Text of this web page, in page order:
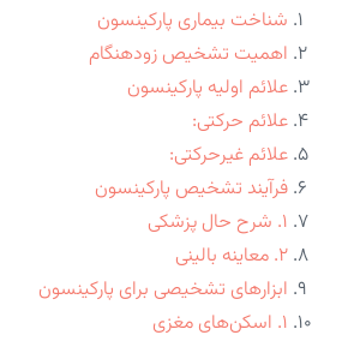
شناخت بیماری پارکینسون
اهمیت تشخیص زودهنگام
علائم اولیه پارکینسون
علائم حرکتی:
علائم غیرحرکتی:
فرآیند تشخیص پارکینسون
۱. شرح حال پزشکی
۲. معاینه بالینی
ابزارهای تشخیصی برای پارکینسون
۱. اسکن‌های مغزی